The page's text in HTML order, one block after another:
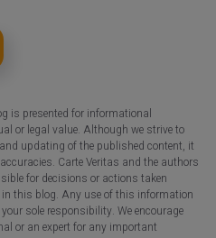
is presented for informational
or legal value. Although we strive to
updating of the published content, it
Carte Veritas and the authors
for decisions or actions taken
this blog. Any use of this information
sole responsibility. We encourage
or an expert for any important